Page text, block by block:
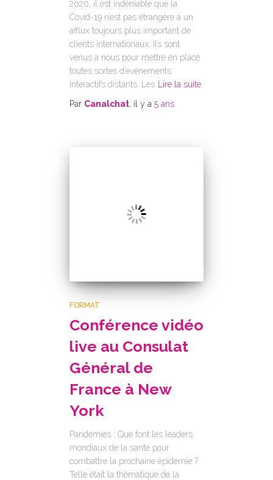
2020, il est indéniable que la
Covid-19 n’est pas étrangère à un
afflux toujours plus important de
clients internationaux. Ils sont
venus à nous pour mettre en place
toutes sortes d’événements
interactifs distants. Les
Lire la suite
Par Canalchat, il y a 5 ans
FORMAT
Conférence vidéo
live au Consulat
Général de
France à New
York
Pandémies : Que font les leaders
mondiaux de la santé pour
combattre la prochaine épidémie ?
Telle était la thématique de la